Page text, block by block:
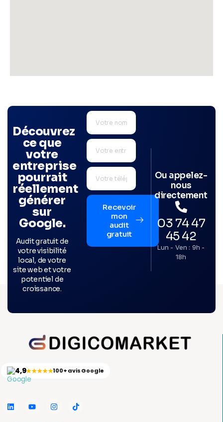
Découvrez
ce que
votre
entreprise
pourrait
réellement
générer
sur
Google.
Audit gratuit de
votre visibilité
local, de votre
site web et votre
potentiel de
croissance.
Recevoir
mon
audit
gratuit
Ou appelez-
nous
directement
03 74 47
45 42
Lun - Ven : 9h -
18h
4,9★★★★★100+ avis Google